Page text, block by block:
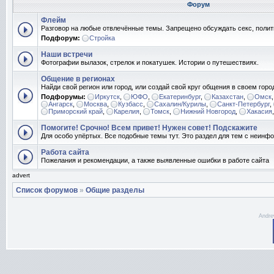
Форум
Флейм
Разговор на любые отвлечённые темы. Запрещено обсуждать секс,
Подфорум:
Стройка
Наши встречи
Фотографии вылазок, стрелок и покатушек. Истории о путешествиях.
Общение в регионах
Найди свой регион или город, или создай свой круг общения в своем
Подфорумы:
Иркутск ЮФО Екатеринбург, Казахстан Омск
Ангарск
Москва Кузбасс Сахалин/Курилы Санкт-Петербург,
Приморский край
Карелия Томск Нижний Новгород Хакасия
Помогите! Срочно! Всем привет! Нужен совет! Подскажите
Для особо упёртых. Все подобные темы тут. Это раздел для тем с
Работа сайта
Пожелания и рекомендации, а также выявленные ошибки в работе сайта
advert
Список форумов » Общие разделы